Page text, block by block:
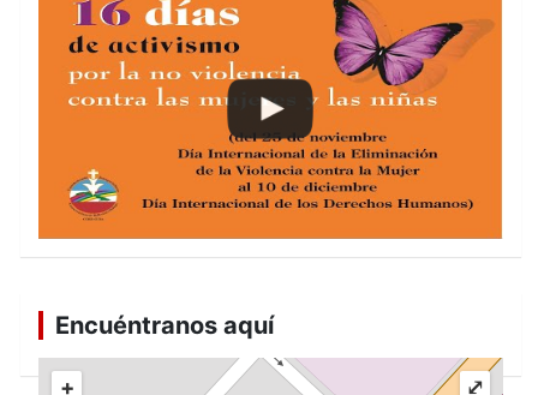
Encuéntranos aquí
+
⤢